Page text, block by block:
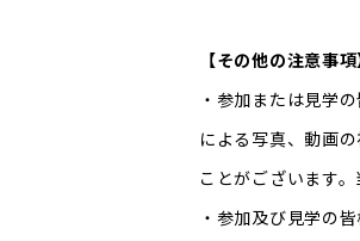
【その他の注意事項
・参加または見学
による写真、動画
ことがございます
・参加及び見学の